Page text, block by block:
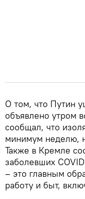
О том, что Путин
объявлено утром
сообщал, что
минимум неделю,
Также в Кремле
заболевших
– это главным
работу и быт,